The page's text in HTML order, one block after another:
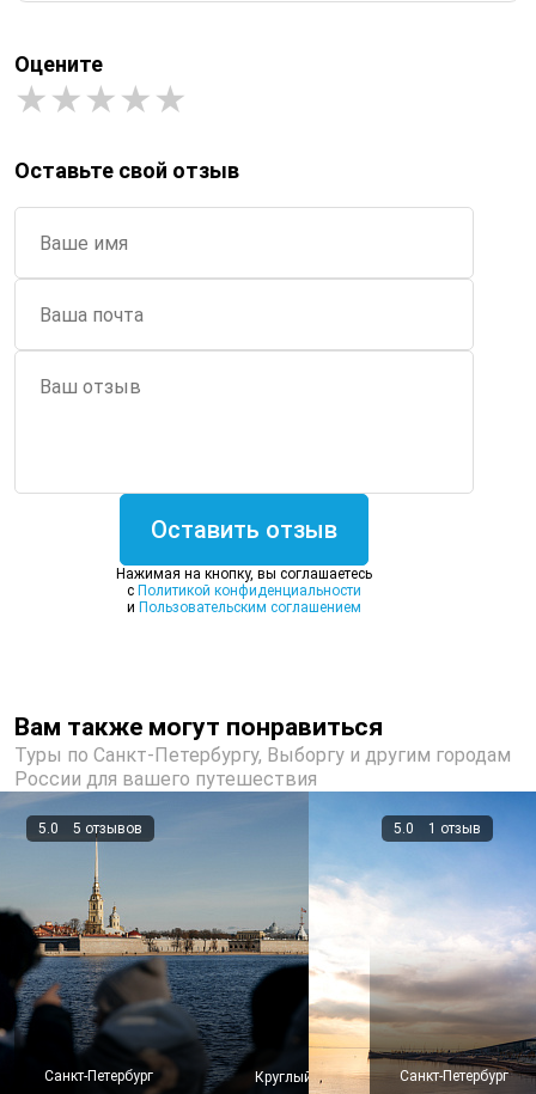
Оставьте свой отзыв
Оставить отзыв
Нажимая на кнопку, вы соглашаетесь
c Политикой конфиденциальности
и Пользовательским соглашением
Оцените
Вам также могут понравиться
Туры по Санкт-Петербургу, Выборгу и другим городам
России для вашего путешествия
Санкт-Петербург
5.0 5 отзывов
Круглый год Санкт-Петербург
5.0 1 отзыв